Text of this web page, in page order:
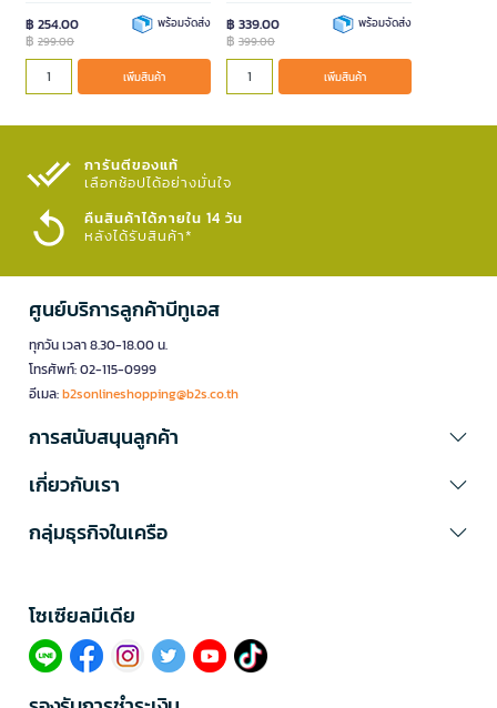
฿ 254.00
฿ 299.00
พร้อมจัดส่ง
เพิ่มสินค้า
฿ 339.00
฿ 399.00
พร้อมจัดส่ง
เพิ่มสินค้า
การันตีของแท้
เลือกช้อปได้อย่างมั่นใจ​
คืนสินค้าได้ภายใน 14 วัน
หลังได้รับสินค้า*
ศูนย์บริการลูกค้าบีทูเอส
ทุกวัน เวลา 8.30-18.00 น.
โทรศัพท์: 02-115-0999
อีเมล:b2sonlineshopping@b2s.co.th
การสนับสนุนลูกค้า
เกี่ยวกับเรา
กลุ่มธุรกิจในเครือ
โซเซียลมีเดีย​